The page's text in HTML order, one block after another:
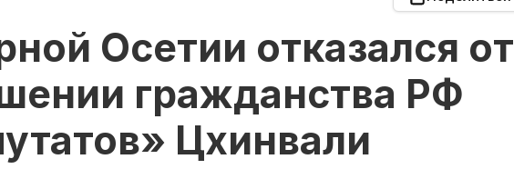
Осетии отказался от
гражданства РФ
Цхинвали